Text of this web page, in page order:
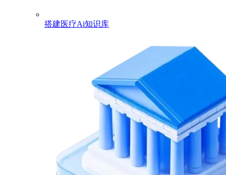
搭建医疗Ai知识库